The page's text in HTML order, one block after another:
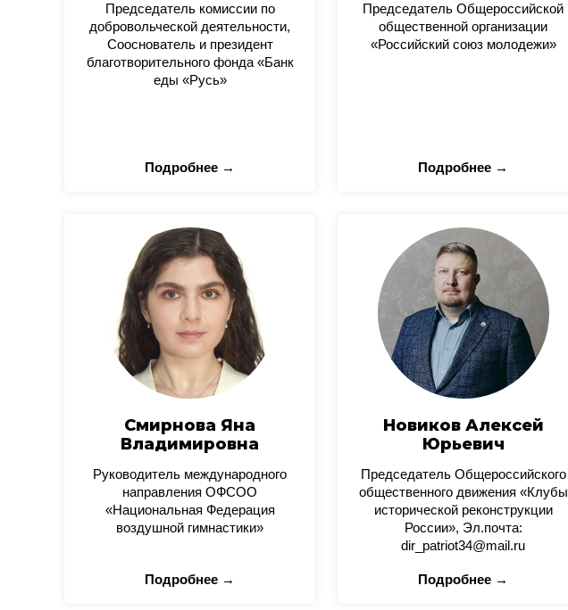
Председатель комиссии по
добровольческой деятельности,
Сооснователь и президент
благотворительного фонда «Банк
еды «Русь»
Подробнее →
Председатель Общероссийской
общественной организации
«Российский союз молодежи»
Подробнее →
Смирнова Яна
Владимировна
Руководитель международного
направления ОФСОО
«Национальная Федерация
воздушной гимнастики»
Подробнее →
Новиков Алексей
Юрьевич
Председатель Общероссийского
общественного движения «Клубы
исторической реконструкции
России», Эл.почта:
dir_patriot34@mail.ru
Подробнее →